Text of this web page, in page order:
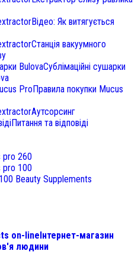
Відео: Як витягується
Станція вакуумного
Сублімаційні сушарки
Правила покупки Mucus
Аутсорсинг
Питання та відповіді
pro 260
pro 100
100 Beauty Supplements
Інтернет-магазин
людини